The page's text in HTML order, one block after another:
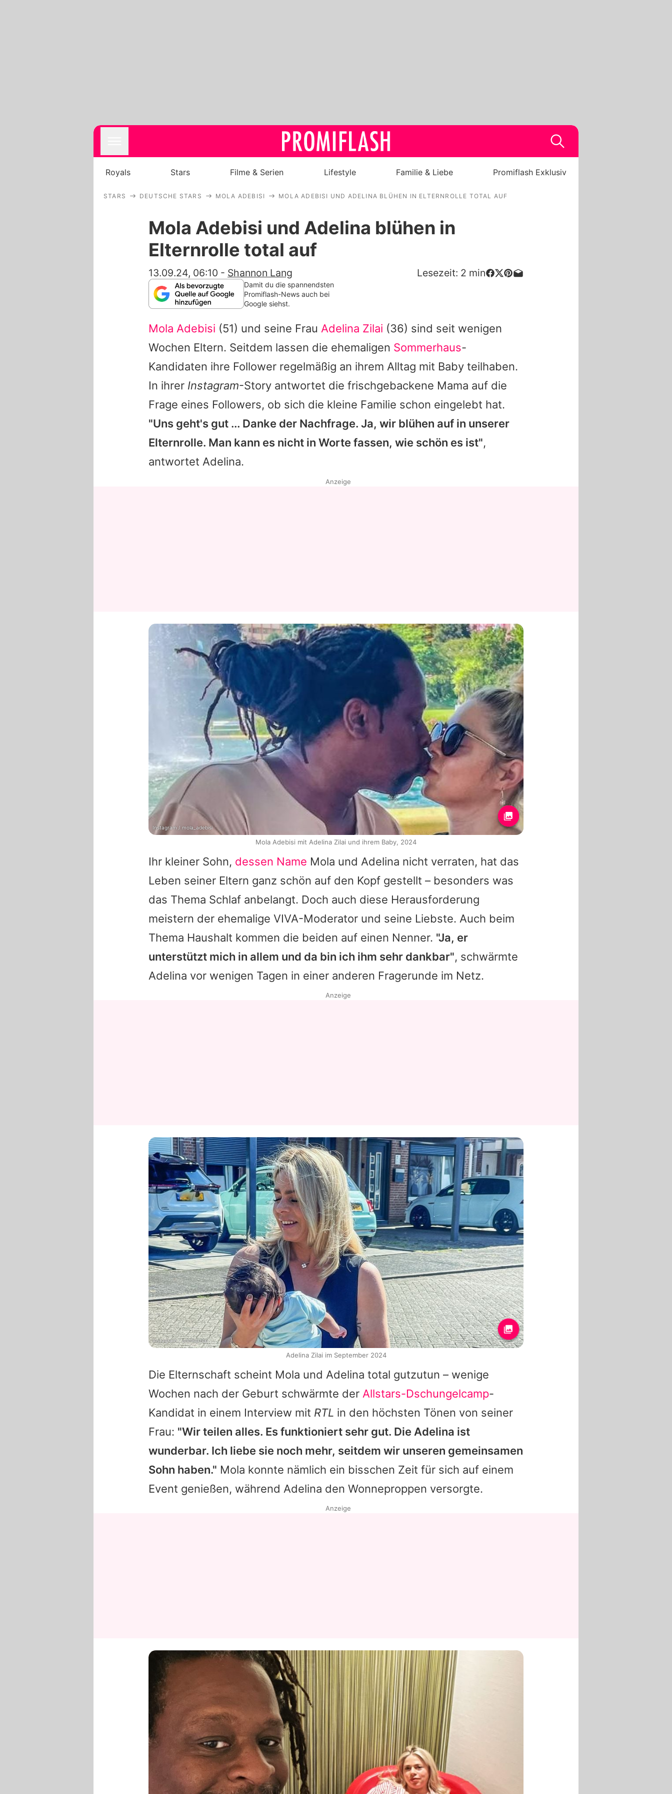
Royals
Stars
Filme & Serien
Familie & Liebe
App runterladen
Team
Redaktionelle Richtlinien
Impressum
Nutzungsbedingungen
Royals Stars Filme & Serien Lifestyle Familie & Liebe Promiflash Exklusiv
STARS DEUTSCHE STARS MOLA ADEBISI MOLA ADEBISI UND ADELINA BLÜHEN IN ELTERNROLLE TOTAL AUF
Mola Adebisi und Adelina blühen in
Elternrolle total auf
13.09.24, 06:10 - Shannon Lang Lesezeit: 2 min
Damit du die spannendsten
Promiflash-News auch bei
Google siehst.
Mola Adebisi (51) und seine Frau Adelina Zilai (36) sind seit wenigen
Wochen Eltern. Seitdem lassen die ehemaligen Sommerhaus-
Kandidaten ihre Follower regelmäßig an ihrem Alltag mit Baby teilhaben.
In ihrer Instagram-Story antwortet die frischgebackene Mama auf die
Frage eines Followers, ob sich die kleine Familie schon eingelebt hat.
"Uns geht's gut ... Danke der Nachfrage. Ja, wir blühen auf in unserer
Elternrolle. Man kann es nicht in Worte fassen, wie schön es ist",
antwortet Adelina.
Ihr kleiner Sohn, dessen Name Mola und Adelina nicht verraten, hat das
Leben seiner Eltern ganz schön auf den Kopf gestellt – besonders was
das Thema Schlaf anbelangt. Doch auch diese Herausforderung
meistern der ehemalige VIVA-Moderator und seine Liebste. Auch beim
Thema Haushalt kommen die beiden auf einen Nenner. "Ja, er
unterstützt mich in allem und da bin ich ihm sehr dankbar", schwärmte
Adelina vor wenigen Tagen in einer anderen Fragerunde im Netz.
Die Elternschaft scheint Mola und Adelina total gutzutun – wenige
Wochen nach der Geburt schwärmte der Allstars-Dschungelcamp-
Kandidat in einem Interview mit RTL in den höchsten Tönen von seiner
Frau: "Wir teilen alles. Es funktioniert sehr gut. Die Adelina ist
wunderbar. Ich liebe sie noch mehr, seitdem wir unseren gemeinsamen
Sohn haben." Mola konnte nämlich ein bisschen Zeit für sich auf einem
Event genießen, während Adelina den Wonneproppen versorgte.
Anzeige
Instagram / mola_adebisi
Mola Adebisi mit Adelina Zilai und ihrem Baby, 2024
Anzeige
Instagram / adelinazilai
Adelina Zilai im September 2024
Anzeige